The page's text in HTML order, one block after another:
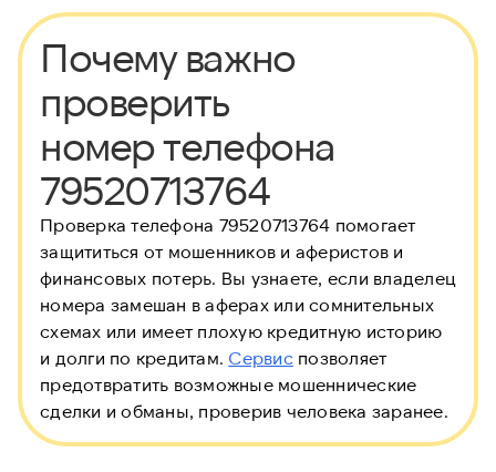
Почему важно
проверить
номер телефона
79520713764
Проверка телефона 79520713764 помогает
защититься от мошенников и аферистов и
финансовых потерь. Вы узнаете, если владелец
номера замешан в аферах или сомнительных
схемах или имеет плохую кредитную историю
и долги по кредитам. Сервис позволяет
предотвратить возможные мошеннические
сделки и обманы, проверив человека заранее.